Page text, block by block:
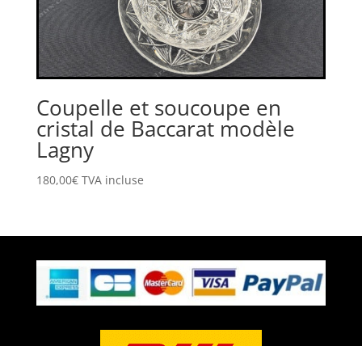
Coupelle et soucoupe en
cristal de Baccarat modèle
Lagny
180,00€ TVA incluse